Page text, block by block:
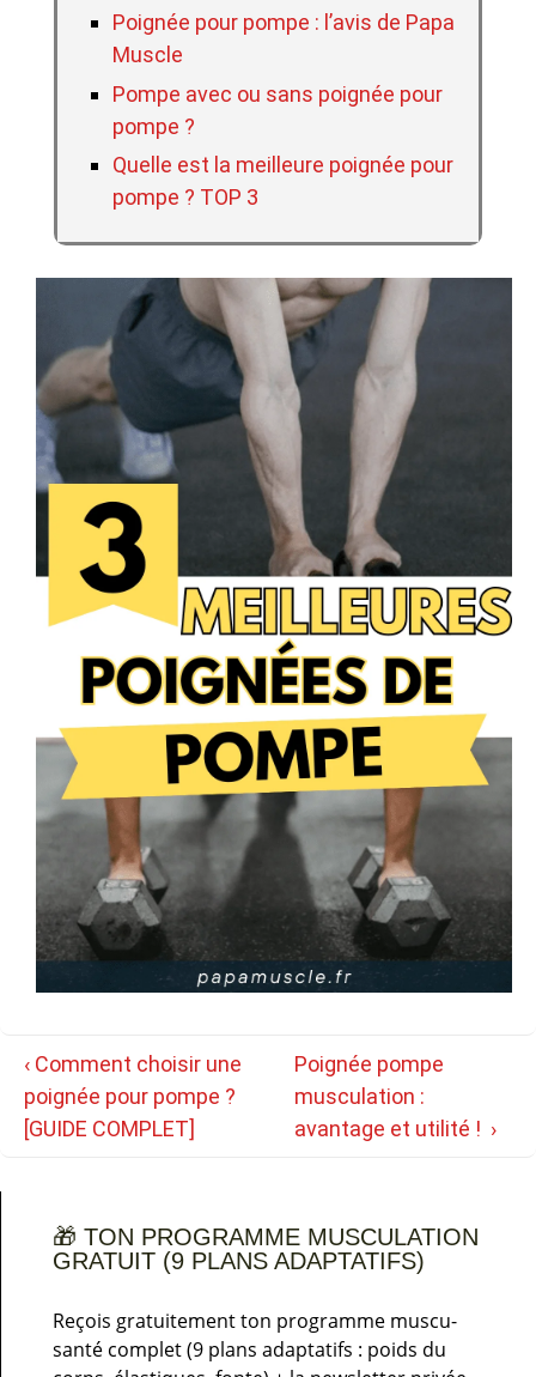
Poignée pour pompe : l’avis de Papa
Muscle
Pompe avec ou sans poignée pour
pompe ?
Quelle est la meilleure poignée pour
pompe ? TOP 3
Navigation
de
l’article
Previous
Post
is
‹ Comment choisir une
poignée pour pompe ?
[GUIDE COMPLET]
Next
Post
is
Poignée pompe
musculation :
avantage et utilité ! ›
🎁 TON PROGRAMME MUSCULATION
GRATUIT (9 PLANS ADAPTATIFS)
Reçois gratuitement ton programme muscu-
santé complet (9 plans adaptatifs : poids du